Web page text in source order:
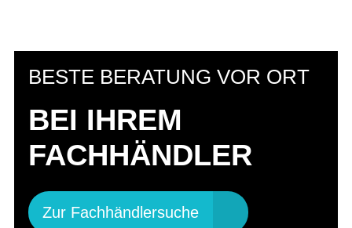
BESTE BERATUNG VOR ORT
BEI IHREM
FACHHÄNDLER
Zur Fachhändlersuche